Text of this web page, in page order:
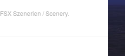
FSX Szenerien / Scenery.